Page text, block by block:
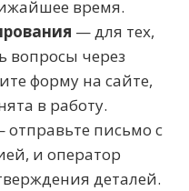
время.
— для тех,
вопросы через
форму на сайте,
в работу.
отправьте письмо с
и оператор
деталей.